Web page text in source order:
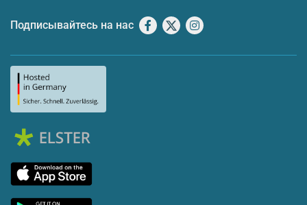
Подписывайтесь на нас Facebook
X Instagram